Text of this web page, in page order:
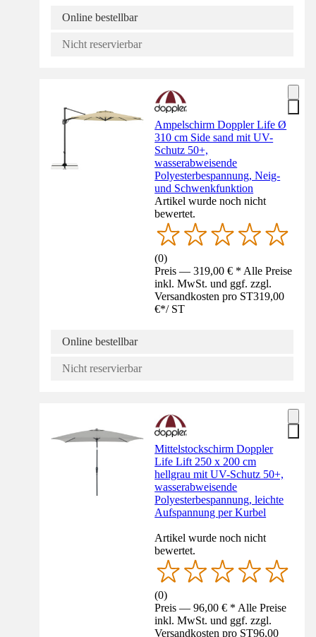
Online bestellbar
Nicht reservierbar
Ampelschirm Doppler Life Ø
310 cm Side sand mit UV-
Schutz 50+,
wasserabweisende
Polyesterbespannung, Neig-
und Schwenkfunktion
Artikel wurde noch nicht
bewertet.
(0)
Preis — 319,00 € * Alle Preise
inkl. MwSt. und ggf. zzgl.
Versandkosten pro ST319,00
€*/ ST
Online bestellbar
Nicht reservierbar
Mittelstockschirm Doppler
Life Lift 250 x 200 cm
hellgrau mit UV-Schutz 50+,
wasserabweisende
Polyesterbespannung, leichte
Aufspannung per Kurbel
Artikel wurde noch nicht
bewertet.
(0)
Preis — 96,00 € * Alle Preise
inkl. MwSt. und ggf. zzgl.
Versandkosten pro ST96,00